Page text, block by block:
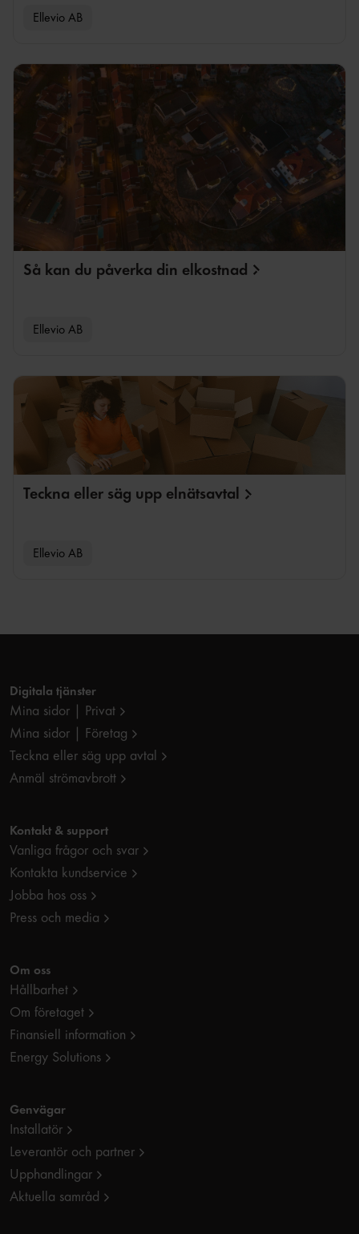
Ellevio AB
Så kan du påverka din elkostnad
Ellevio AB
Teckna eller säg upp elnätsavtal
Ellevio AB
Digitala tjänster
Mina sidor | Privat
Mina sidor | Företag
Teckna eller säg upp avtal
Anmäl strömavbrott
Kontakt & support
Vanliga frågor och svar
Kontakta kundservice
Jobba hos oss
Press och media
Om oss
Hållbarhet
Om företaget
Finansiell information
Energy Solutions
Genvägar
Installatör
Leverantör och partner
Upphandlingar
Aktuella samråd